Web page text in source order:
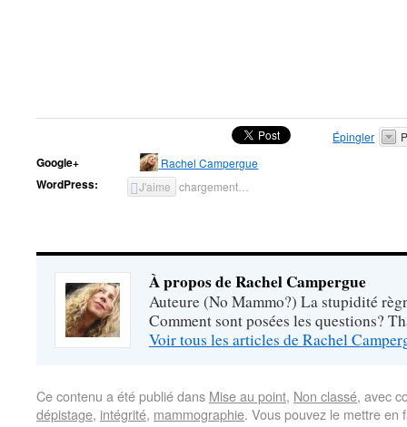
Épingler
Google+ Rachel Campergue
WordPress: J'aime chargement…
À propos de Rachel Campergue
Auteure (No Mammo?) La stupidité
Comment sont posées les questions?
Voir tous les articles de Rachel
Ce contenu a été publié dans Mise au point, Non classé, avec
dépistage, intégrité, mammographie. Vous pouvez le mettre en